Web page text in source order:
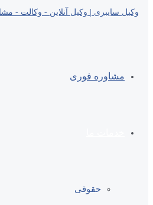
مشاوره فوری
حقوقی